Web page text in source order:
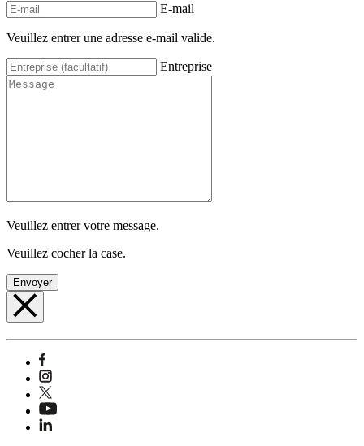
E-mail
Veuillez entrer une adresse e-mail valide.
Entreprise
Veuillez entrer votre message.
Veuillez cocher la case.
Envoyer